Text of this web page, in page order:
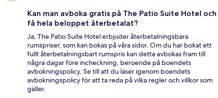
Kan man avboka gratis på The Patio Suite Hotel och
få hela beloppet återbetalat?
Ja, The Patio Suite Hotel erbjuder återbetalningsbara
rumspriser, som kan bokas på våra sidor. Om du har bokat ett
fullt återbetalningsbart rumspris kan detta avbokas fram till
några dagar före incheckning, beroende på boendets
avbokningspolicy. Se till att du läser igenom boendets
avbokningspolicy för att ta reda på vilka regler och villkor som
gäller.